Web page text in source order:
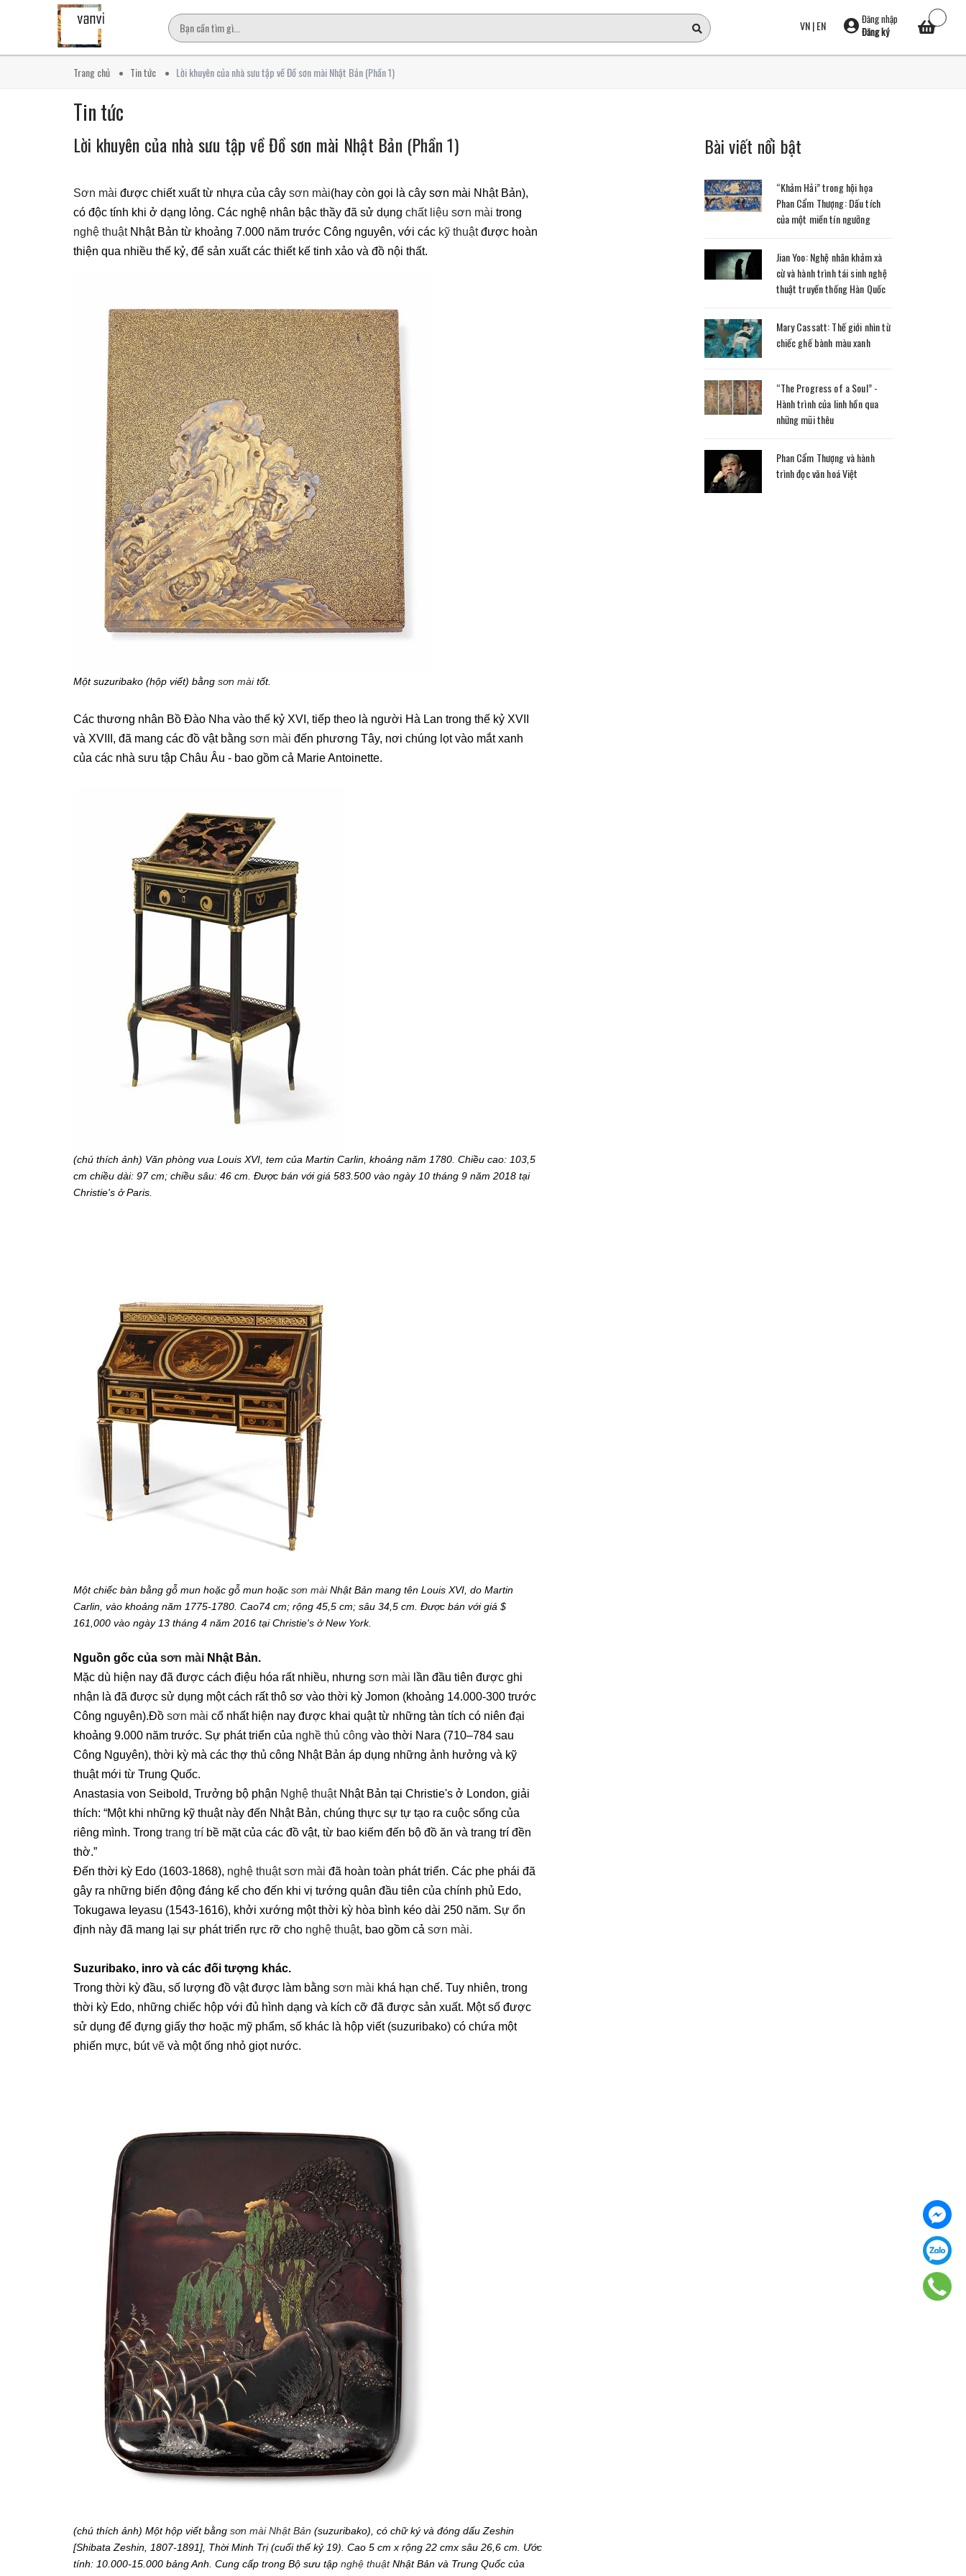
VN|EN
Đăng nhập
Đăng ký
Trang chủ Tin tức Lời khuyên của nhà sưu tập về Đồ sơn mài Nhật Bản (Phần 1)
Tin tức
Lời khuyên của nhà sưu tập về Đồ sơn mài Nhật Bản (Phần 1)
Sơn mài được chiết xuất từ nhựa của cây sơn mài(hay còn gọi là cây sơn mài Nhật Bản),
có độc tính khi ở dạng lỏng. Các nghệ nhân bậc thầy đã sử dụng chất liệu sơn mài trong
nghệ thuật Nhật Bản từ khoảng 7.000 năm trước Công nguyên, với các kỹ thuậtđược hoàn
thiện qua nhiều thế kỷ, để sản xuất các thiết kế tinh xảo và đồ nội thất.
Một suzuribako (hộp viết) bằng sơn màitốt.
Các thương nhân Bồ Đào Nha vào thế kỷ XVI, tiếp theo là người Hà Lan trong thế kỷ XVII
và XVIII, đã mang các đồ vật bằng sơn mài đến phương Tây, nơi chúng lọt vào mắt xanh
của các nhà sưu tập Châu Âu - bao gồm cả Marie Antoinette.
(chú thích ảnh) Văn phòng vua Louis XVI, tem của Martin Carlin, khoảng năm 1780. Chiều cao: 103,5
cm chiều dài: 97 cm; chiều sâu: 46 cm. Được bán với giá 583.500 vào ngày 10 tháng 9 năm 2018 tại
Christie's ở Paris.
Một chiếc bàn bằng gỗ mun hoặc gỗ mun hoặc sơn màiNhật Bản mang tên Louis XVI, do Martin
Carlin, vào khoảng năm 1775-1780. Cao74 cm; rộng 45,5 cm; sâu 34,5 cm. Được bán với giá $
161,000 vào ngày 13 tháng 4 năm 2016 tại Christie's ở New York.
Nguồn gốc của sơn mài Nhật Bản.
Mặc dù hiện nay đã được cách điệu hóa rất nhiều, nhưng sơn mài lần đầu tiên được ghi
nhận là đã được sử dụng một cách rất thô sơ vào thời kỳ Jomon (khoảng 14.000-300 trước
Công nguyên).Đồ sơn mài cổ nhất hiện nay được khai quật từ những tàn tích có niên đại
khoảng 9.000 năm trước. Sự phát triển của nghề thủ công vào thời Nara (710–784 sau
Công Nguyên), thời kỳ mà các thợ thủ công Nhật Bản áp dụng những ảnh hưởng và kỹ
thuật mới từ Trung Quốc.
Anastasia von Seibold, Trưởng bộ phận Nghệ thuật Nhật Bản tại Christie's ở London, giải
thích: “Một khi những kỹ thuật này đến Nhật Bản, chúng thực sự tự tạo ra cuộc sống của
riêng mình. Trong trang trí bề mặt của các đồ vật, từ bao kiếm đến bộ đồ ăn và trang trí đền
thờ.”
Đến thời kỳ Edo (1603-1868), nghệ thuật sơn mài đã hoàn toàn phát triển. Các phe phái đã
gây ra những biến động đáng kể cho đến khi vị tướng quân đầu tiên của chính phủ Edo,
Tokugawa Ieyasu (1543-1616), khởi xướng một thời kỳ hòa bình kéo dài 250 năm. Sự ổn
định này đã mang lại sự phát triển rực rỡ cho nghệ thuật, bao gồm cả sơn mài.
Suzuribako, inro và các đối tượng khác.
Trong thời kỳ đầu, số lượng đồ vật được làm bằng sơn mài khá hạn chế. Tuy nhiên, trong
thời kỳ Edo, những chiếc hộp với đủ hình dạng và kích cỡ đã được sản xuất. Một số được
sử dụng để đựng giấy thơ hoặc mỹ phẩm, số khác là hộp viết (suzuribako) có chứa một
phiến mực, bútvẽ và một ống nhỏ giọt nước.
(chú thích ảnh) Một hộp viết bằng sơn mài Nhật Bản (suzuribako), có chữ ký và đóng dấu Zeshin
[Shibata Zeshin, 1807-1891], Thời Minh Trị (cuối thế kỷ 19). Cao 5 cm x rộng 22 cmx sâu 26,6 cm. Ước
tính: 10.000-15.000 bảng Anh. Cung cấp trong Bộ sưu tập nghệ thuậtNhật Bản và Trung Quốc của
Bài viết nổi bật
“Khảm Hải” trong hội họa
Phan Cẩm Thượng: Dấu tích
của một miền tín ngưỡng
Jian Yoo: Nghệ nhân khảm xà
cừ và hành trình tái sinh nghệ
thuật truyền thống Hàn Quốc
Mary Cassatt: Thế giới nhìn từ
chiếc ghế bành màu xanh
“The Progress of a Soul” -
Hành trình của linh hồn qua
những mũi thêu
Phan Cẩm Thượng và hành
trình đọc văn hoá Việt